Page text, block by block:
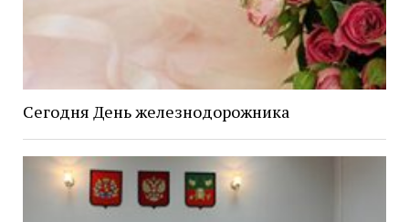
Сегодня День железнодорожника